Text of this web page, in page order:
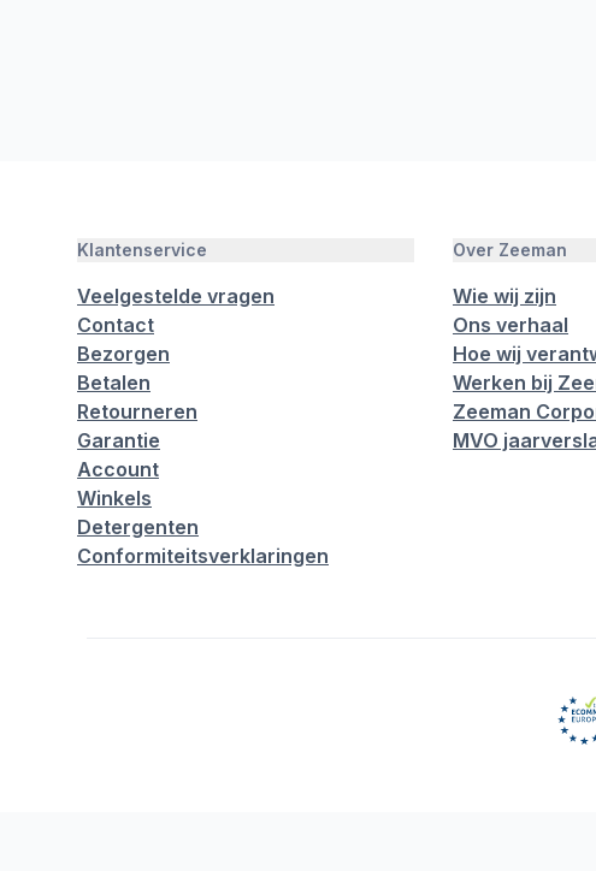
Klantenservice
Veelgestelde vragen
Contact
Bezorgen
Betalen
Retourneren
Garantie
Account
Winkels
Detergenten
Conformiteitsverklaringen
Over Zeeman
Wie wij zijn
Ons verhaal
Hoe wij
Werken bij
Zeeman
MVO